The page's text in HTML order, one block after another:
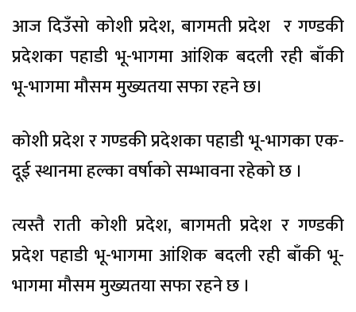
आज दिउँसो कोशी प्रदेश, बागमती प्रदेश र गण्डकी
प्रदेशका पहाडी भू-भागमा आंशिक बदली रही बाँकी
भू-भागमा मौसम मुख्यतया सफा रहने छ।
कोशी प्रदेश र गण्डकी प्रदेशका पहाडी भू-भागका एक-
दूई स्थानमा हल्का वर्षाको सम्भावना रहेको छ ।
त्यस्तै राती कोशी प्रदेश, बागमती प्रदेश र गण्डकी
प्रदेश पहाडी भू-भागमा आंशिक बदली रही बाँकी भू-
भागमा मौसम मुख्यतया सफा रहने छ ।